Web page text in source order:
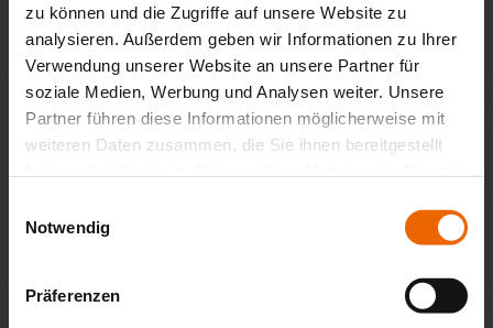
zu können und die Zugriffe auf unsere Website zu
analysieren. Außerdem geben wir Informationen zu Ihrer
Verwendung unserer Website an unsere Partner für
soziale Medien, Werbung und Analysen weiter. Unsere
Partner führen diese Informationen möglicherweise mit
weiteren Daten zusammen, die Sie ihnen bereitgestellt
Notwendig
Präferenzen
Das könnte Sie auch interessieren